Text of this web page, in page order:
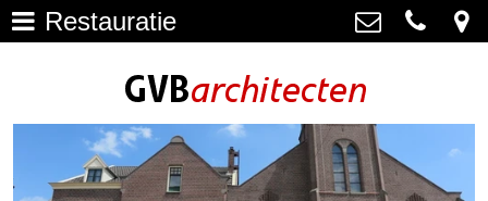
Bouwhistorie >
GVB architecten
Haagweg 4-G3, 2311 AA Leiden
info@gvbarchitecten.nl
Restauratie